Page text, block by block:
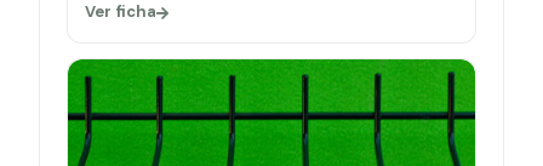
Ver ficha